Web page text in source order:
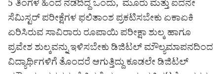
5 ತಿಂಗಳ ಹಿಂದೆ ನಡೆದಿದ್ದ ಒಂದು, ಮೂರು ಮತ್ತು ಐದನೇ
ಸೆಮಿಸ್ಟರ್ ಪರೀಕ್ಷೆಗಳ ಫಲಿತಾಂಶ ಪ್ರಕಟಿಸಬೇಕು ಏಕಾಏಕಿ
ಏರಿಸಿರುವ ಸಾವಿರಾರು ರೂಪಾಯಿ ಪರೀಕ್ಷಾ ಶುಲ್ಕ ಹಾಗೂ
ಪ್ರವೇಶ ಶುಲ್ಕವನ್ನು ಇಳಿಸಬೇಕು ಡಿಜಿಟಲ್ ಮೌಲ್ಯಮಾಪನದಿಂದ
ವಿದ್ಯಾರ್ಥಿಗಳಿಗೆ ತೊಂದರೆ ಆಗುತ್ತಿದ್ದು ಕೂಡಲೇ ಡಿಜಿಟಲ್